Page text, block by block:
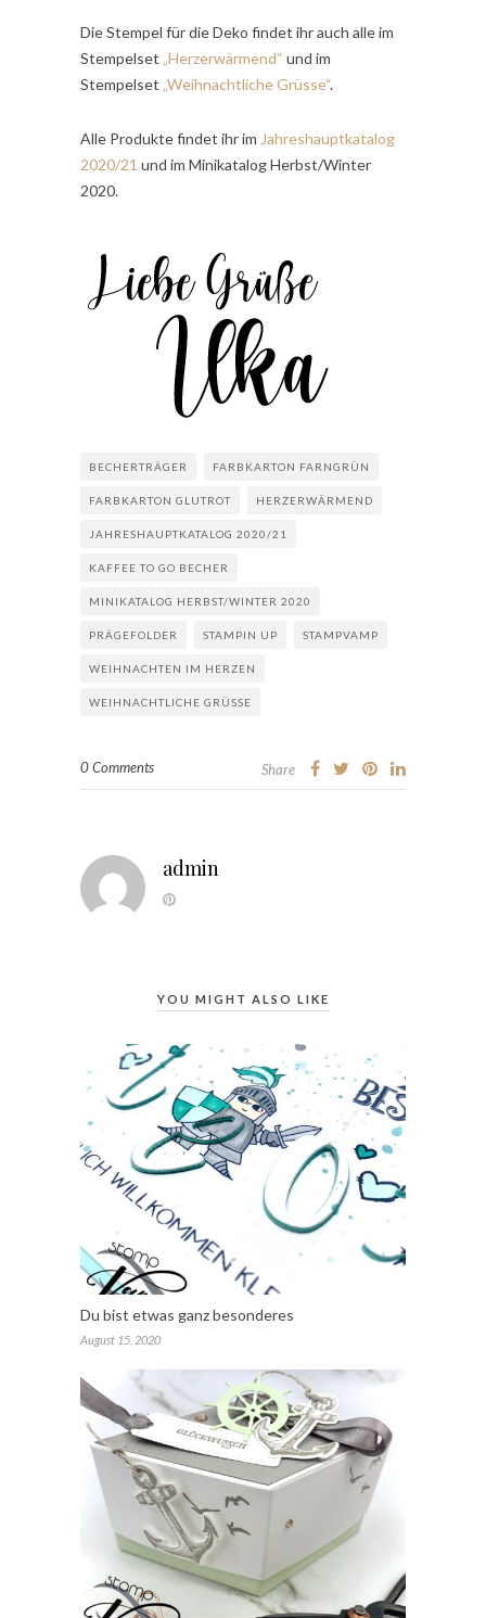
Die Stempel für die Deko findet ihr auch alle im
Stempelset „Herzerwärmend“ und im
Stempelset „Weihnachtliche Grüsse“.
Alle Produkte findet ihr im Jahreshauptkatalog
2020/21 und im Minikatalog Herbst/Winter
2020.
BECHERTRÄGER FARBKARTON FARNGRÜN
FARBKARTON GLUTROT HERZERWÄRMEND
JAHRESHAUPTKATALOG 2020/21
KAFFEE TO GO BECHER
MINIKATALOG HERBST/WINTER 2020
PRÄGEFOLDER STAMPIN UP STAMPVAMP
WEIHNACHTEN IM HERZEN
WEIHNACHTLICHE GRÜSSE
0 Comments Share
admin
YOU MIGHT ALSO LIKE
Du bist etwas ganz besonderes
August 15, 2020